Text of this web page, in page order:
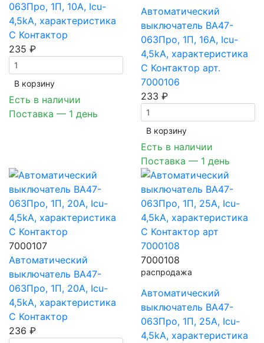
063Про, 1П, 10A, Icu-
4,5kA, характеристика
C Контактор
235 ₽
В корзинy
Есть в наличии
Поставка — 1 день
Автоматический
выключатель ВА47-
063Про, 1П, 16A, Icu-
4,5kA, характеристика
C Контактор арт.
7000106
233 ₽
В корзинy
Есть в наличии
Поставка — 1 день
7000107
Автоматический
выключатель ВА47-
063Про, 1П, 20A, Icu-
4,5kA, характеристика
C Контактор
236 ₽
7000108
распродажа
Автоматический
выключатель ВА47-
063Про, 1П, 25A, Icu-
4,5kA, характеристика